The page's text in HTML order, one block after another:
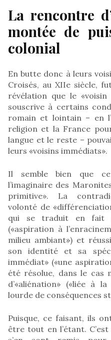
La rencontre
montée de
colonial
En butte donc à leurs
Croisés, au XIIe siècle,
révélation que le
souscrive à certains
romain et lointain – en
religion et la France
langue et le reste –
leurs «voisins immédiats».
Il semble bien que
l’imaginaire des
primitive». La
volonté de
qui se traduit en fait
(«aspiration à
milieu ambiant») et
son identité et sa
immédiat» («une
été résolue, dans le cas
d’«aliénation» («liée à
lourde de conséquences
Puisque, ce faisant, ils
être tout en l’étant.